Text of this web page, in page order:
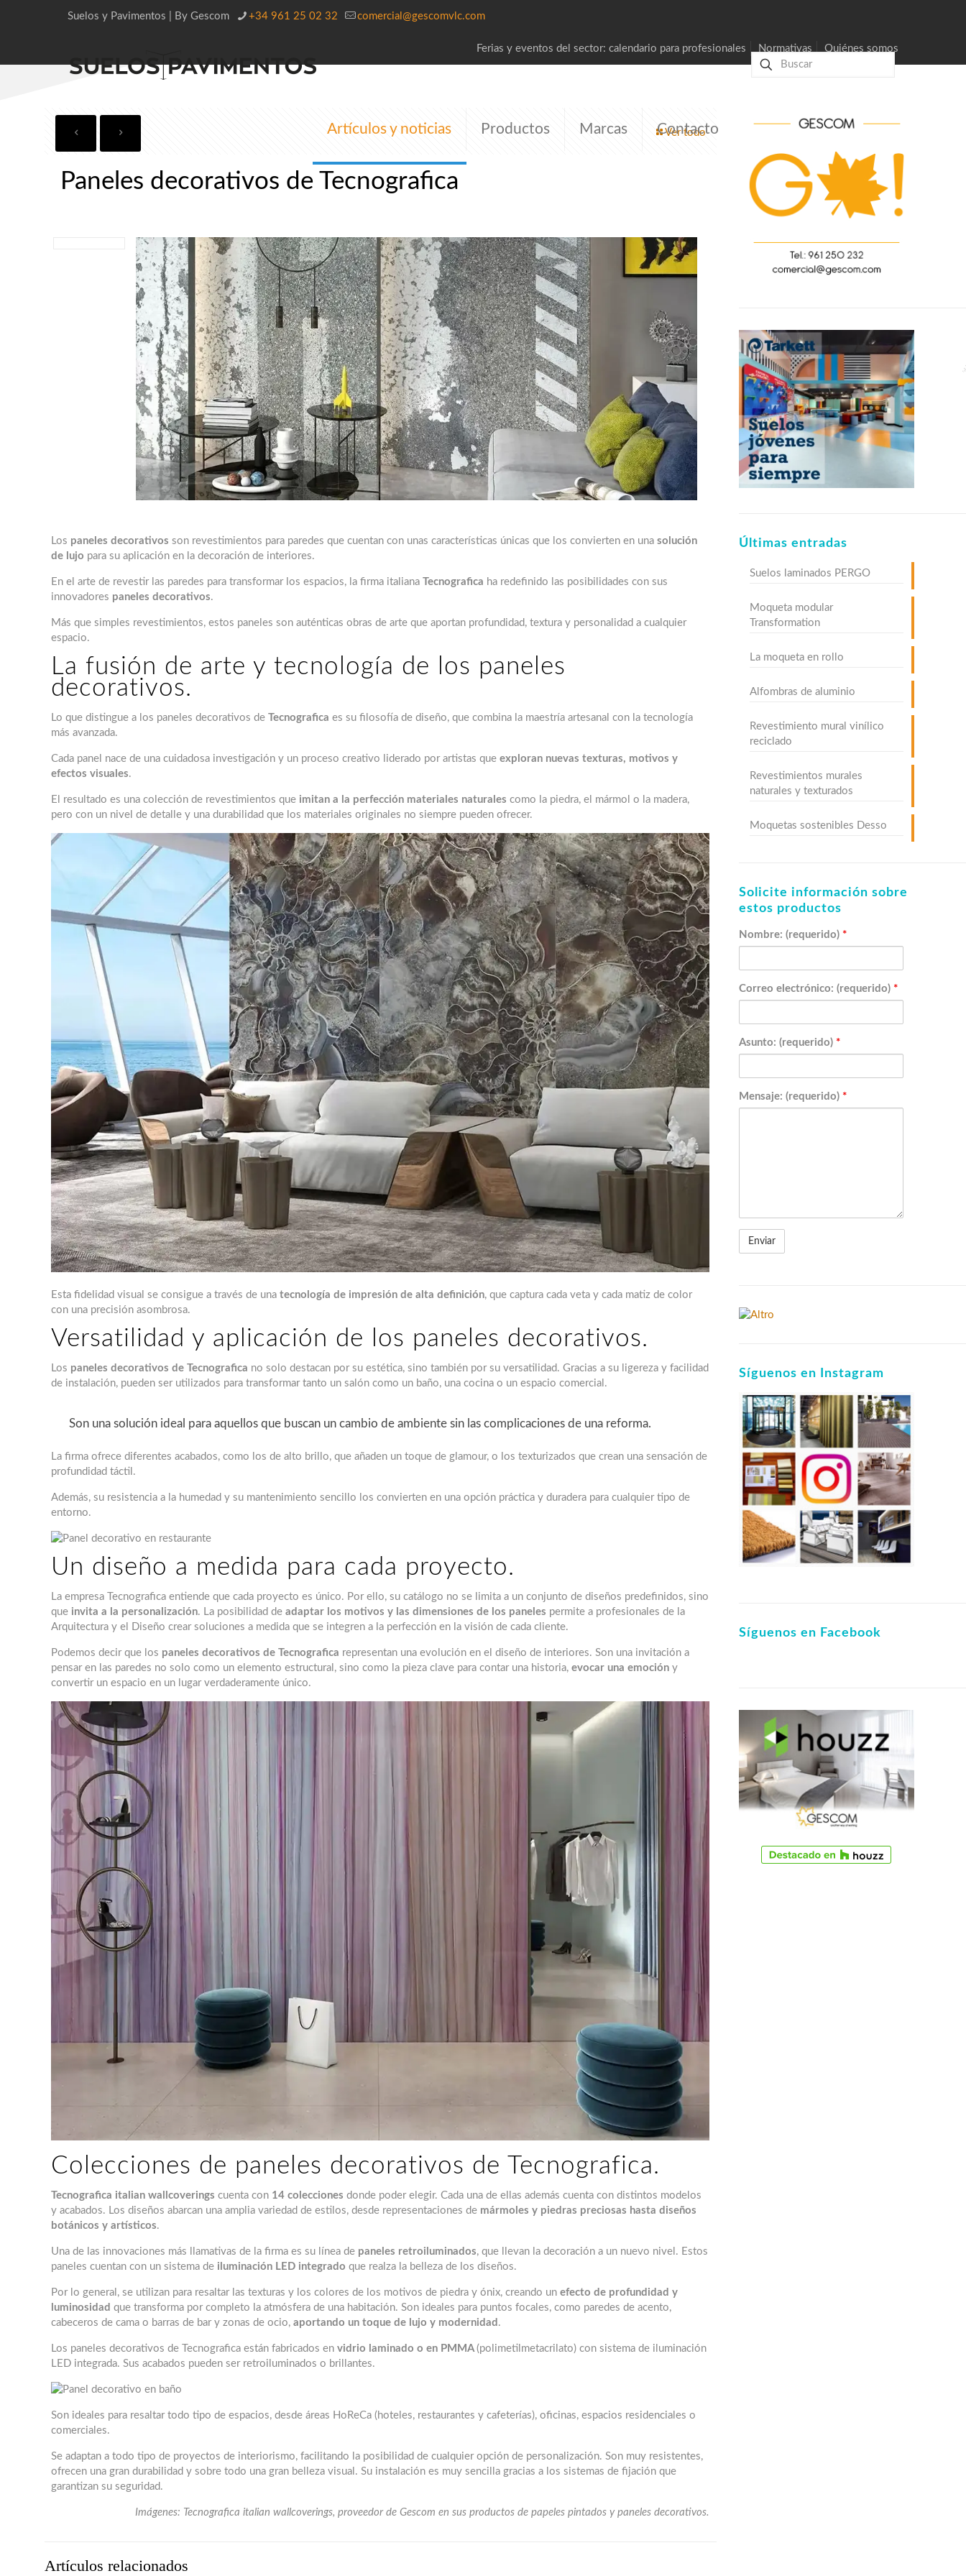
Suelos y Pavimentos | By Gescom +34 961 25 02 32 comercial@gescomvlc.com
Ferias y eventos del sector: calendario para profesionales Normativas Quiénes somos
Artículos y noticias Productos Marcas Contacto
Ver todo
Paneles decorativos de Tecnografica
Los paneles decorativos son revestimientos para paredes que cuentan con unas características únicas que los convierten en unasolución
de lujo para su aplicación en la decoración de interiores.
En el arte de revestir las paredes para transformar los espacios, la firma italianaTecnografica ha redefinido las posibilidades con sus
innovadores paneles decorativos.
Más que simples revestimientos, estos paneles son auténticas obras de arte que aportan profundidad, textura y personalidad a cualquier
espacio.
La fusión de arte y tecnología de los paneles
decorativos.
Lo que distingue a los paneles decorativos deTecnografica es su filosofía de diseño, que combina la maestría artesanal con la tecnología
más avanzada.
Cada panel nace de una cuidadosa investigación y un proceso creativo liderado por artistas queexploran nuevas texturas, motivos y
efectos visuales.
El resultado es una colección de revestimientos que imitan a la perfección materiales naturales como la piedra, el mármol o la madera,
pero con un nivel de detalle y una durabilidad que los materiales originales no siempre pueden ofrecer.
Esta fidelidad visual se consigue a través de unatecnología de impresión de alta definición, que captura cada veta y cada matiz de color
con una precisión asombrosa.
Versatilidad y aplicación de los paneles decorativos.
Los paneles decorativos de Tecnografica no solo destacan por su estética, sino también por su versatilidad. Gracias a su ligereza y facilidad
de instalación, pueden ser utilizados para transformar tanto un salón como un baño, una cocina o un espacio comercial.
Son una solución ideal para aquellos que buscan un cambio de ambiente sin las complicaciones de una reforma.
La firma ofrece diferentes acabados, como los de alto brillo, que añaden un toque de glamour, o los texturizados que crean una sensación de
profundidad táctil.
Además, su resistencia a la humedad y su mantenimiento sencillo los convierten en una opción práctica y duradera para cualquier tipo de
entorno.
Un diseño a medida para cada proyecto.
La empresa Tecnografica entiende que cada proyecto es único. Por ello, su catálogo no se limita a un conjunto de diseños predefinidos, sino
que invita a la personalización. La posibilidad deadaptar los motivos y las dimensiones de los paneles permite a profesionales de la
Arquitectura y el Diseño crear soluciones a medida que se integren a la perfección en la visión de cada cliente.
Podemos decir que los paneles decorativos de Tecnografica representan una evolución en el diseño de interiores. Son una invitación a
pensar en las paredes no solo como un elemento estructural, sino como la pieza clave para contar una historia,evocar una emoción y
convertir un espacio en un lugar verdaderamente único.
Colecciones de paneles decorativos de Tecnografica.
Tecnografica italian wallcoverings cuenta con 14 colecciones donde poder elegir. Cada una de ellas además cuenta con distintos modelos
y acabados. Los diseños abarcan una amplia variedad de estilos, desde representaciones de mármoles y piedras preciosas hasta diseños
botánicos y artísticos.
Una de las innovaciones más llamativas de la firma es su línea de paneles retroiluminados, que llevan la decoración a un nuevo nivel. Estos
paneles cuentan con un sistema de iluminación LED integrado que realza la belleza de los diseños.
Por lo general, se utilizan para resaltar las texturas y los colores de los motivos de piedra y ónix, creando unefecto de profundidad y
luminosidad que transforma por completo la atmósfera de una habitación. Son ideales para puntos focales, como paredes de acento,
cabeceros de cama o barras de bar y zonas de ocio,aportando un toque de lujo y modernidad .
Los paneles decorativos de Tecnografica están fabricados envidrio laminado o en PMMA(polimetilmetacrilato) con sistema de iluminación
LED integrada. Sus acabados pueden ser retroiluminados o brillantes.
Son ideales para resaltar todo tipo de espacios, desde áreas HoReCa (hoteles, restaurantes y cafeterías), oficinas, espacios residenciales o
comerciales.
Se adaptan a todo tipo de proyectos de interiorismo, facilitando la posibilidad de cualquier opción de personalización. Son muy resistentes,
ofrecen una gran durabilidad y sobre todo una gran belleza visual. Su instalación es muy sencilla gracias a los sistemas de fijación que
garantizan su seguridad.
Imágenes: Tecnografica italian wallcoverings, proveedor de Gescom en sus productos de papeles pintados y paneles decorativos.
Artículos relacionados
Últimas entradas
Suelos laminados PERGO
Moqueta modular
Transformation
La moqueta en rollo
Alfombras de aluminio
Revestimiento mural vinílico
reciclado
Revestimientos murales
naturales y texturados
Moquetas sostenibles Desso
Solicite información sobre
estos productos
Nombre: (requerido) *
Correo electrónico: (requerido) *
Asunto: (requerido) *
Mensaje: (requerido) *
Síguenos en Instagram
Síguenos en Facebook